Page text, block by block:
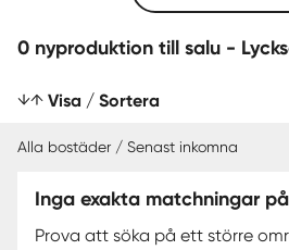
0
Visa / Sortera
Alla bostäder / Senast inkomna
Inga exakta matchningar
Prova att söka på ett större